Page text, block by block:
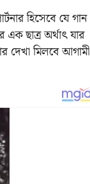
হিসেবে যে গান
ছাত্র অর্থাৎ যার
দেখা মিলবে আগামী